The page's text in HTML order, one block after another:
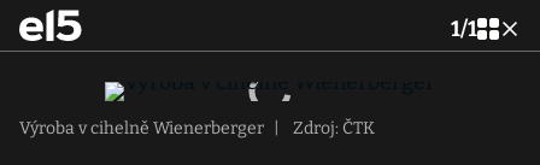
1/1
Výroba v cihelně Wienerberger Zdroj: ČTK